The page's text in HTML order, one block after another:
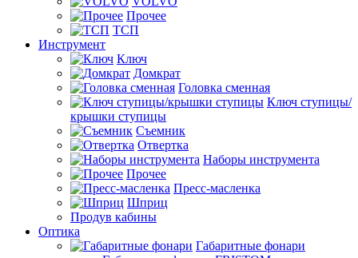
Прочее
ТСП
Инструмент
Ключ
Домкрат
Головка сменная
Ключ ступицы/
крышки ступицы
Съемник
Отвертка
Наборы инструмента
Прочее
Пресс-масленка
Шприц
Продув кабины
Оптика
Габаритные фонари